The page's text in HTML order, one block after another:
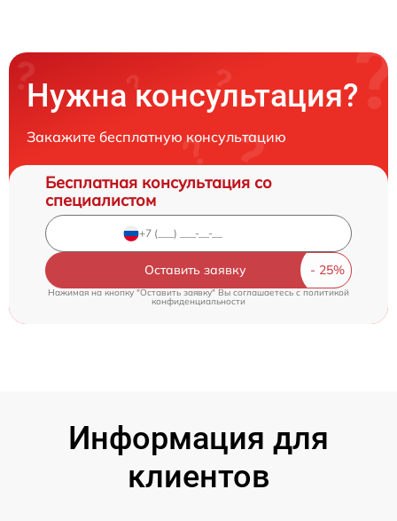
Нужна консультация?
Закажите бесплатную консультацию
Бесплатная консультация со
специалистом
Оставить заявку
Нажимая на кнопку "Оставить заявку" Вы соглашаетесь cполитикой
конфиденциальности
Информация для
клиентов